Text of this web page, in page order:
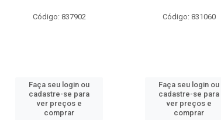
Código: 837902
Faça seu login ou
cadastre-se para
ver preços e
comprar
Código: 831060
Faça seu login ou
cadastre-se para
ver preços e
comprar